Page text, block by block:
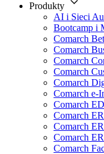
Produkty
AI i Sieci
Bootcamp i
Comarch
Comarch
Comarch
Comarch
Comarch
Comarch e-
Comarch
Comarch
Comarch
Comarch
Comarch